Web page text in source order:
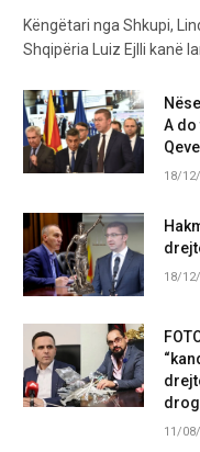
Këngëtari nga Shkupi,
Shqipëria Luiz Ejlli kanë
A
18/
18/
11/